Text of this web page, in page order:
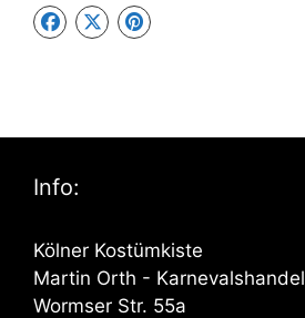
Info:
Kölner Kostümkiste
Martin Orth - Karnevalshandel
Wormser Str. 55a